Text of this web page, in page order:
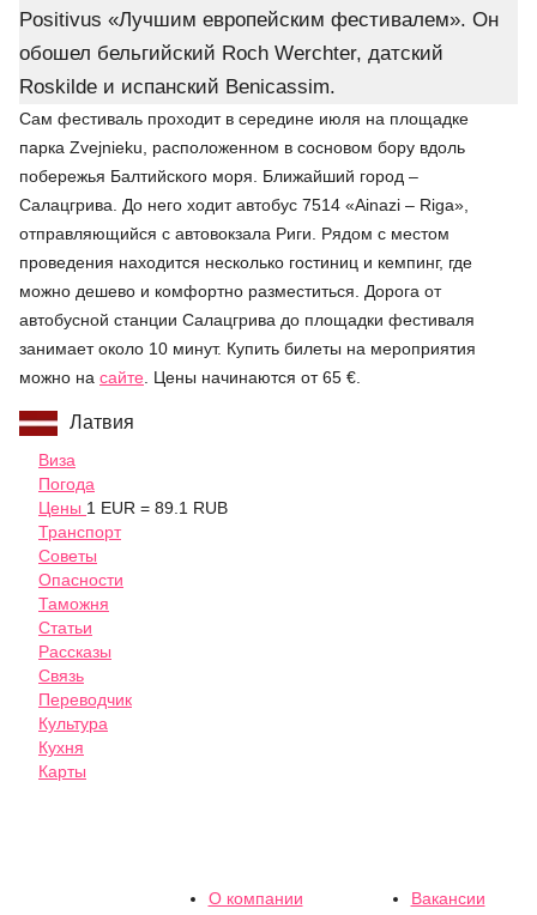
Positivus «Лучшим европейским фестивалем». Он
обошел бельгийский Roch Werchter, датский
Roskilde и испанский Benicassim.
Сам фестиваль проходит в середине июля на площадке
парка Zvejnieku, расположенном в сосновом бору вдоль
побережья Балтийского моря. Ближайший город –
Салацгрива. До него ходит автобус 7514 «Ainazi – Riga»,
отправляющийся с автовокзала Риги. Рядом с местом
проведения находится несколько гостиниц и кемпинг, где
можно дешево и комфортно разместиться. Дорога от
автобусной станции Салацгрива до площадки фестиваля
занимает около 10 минут. Купить билеты на мероприятия
можно на сайте. Цены начинаются от 65 €.
Латвия
Виза
Погода
Цены 1 EUR = 89.1 RUB
Транспорт
Советы
Опасности
Таможня
Статьи
Рассказы
Связь
Переводчик
Культура
Кухня
Карты
О компании Вакансии